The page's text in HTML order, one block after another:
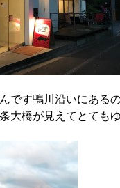
です鴨川沿いにあるの
大橋が見えてとても